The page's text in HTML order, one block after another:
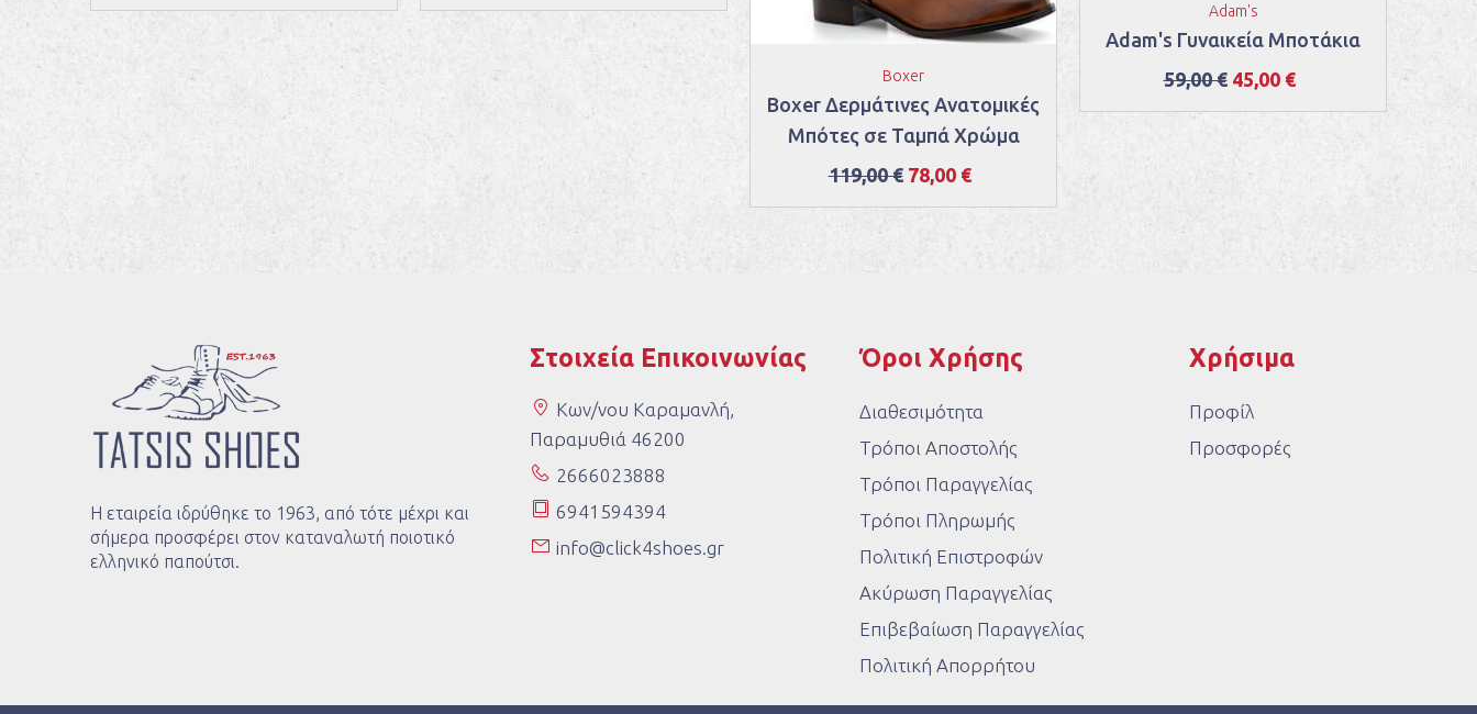
Boxer
Boxer Δερμάτινες Ανατομικές
Μπότες σε Ταμπά Χρώμα
119,00 € 78,00 €
Adam's
Adam's Γυναικεία Μποτάκια
59,00 € 45,00 €
Η εταιρεία ιδρύθηκε το 1963, από τότε μέχρι και
σήμερα προσφέρει στον καταναλωτή ποιοτικό
ελληνικό παπούτσι.
Στοιχεία Επικοινωνίας
Κων/νου Καραμανλή,
Παραμυθιά 46200
2666023888
6941594394
info@click4shoes.gr
Όροι Χρήσης
Διαθεσιμότητα
Τρόποι Αποστολής
Τρόποι Παραγγελίας
Τρόποι Πληρωμής
Πολιτική Επιστροφών
Ακύρωση Παραγγελίας
Επιβεβαίωση Παραγγελίας
Πολιτική Απορρήτου
Χρήσιμα
Προφίλ
Προσφορές